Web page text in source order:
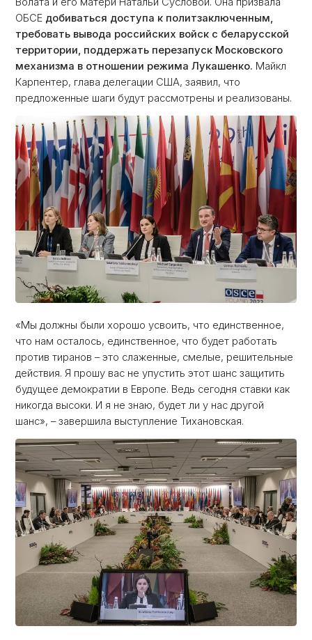
ОБСЕ добиваться доступа к политзаключенным,
требовать вывода российских войск с беларусской
территории, поддержать перезапуск Московского
механизма в отношении режима Лукашенко. Майкл
Карпентер, глава делегации США, заявил, что
предложенные шаги будут рассмотрены и реализованы.
«Мы должны были хорошо усвоить, что единственное,
что нам осталось, единственное, что будет работать
против тиранов – это слаженные, смелые, решительные
действия. Я прошу вас не упустить этот шанс защитить
будущее демократии в Европе. Ведь сегодня ставки как
никогда высоки. И я не знаю, будет ли у нас другой
шанс», – завершила выступление Тихановская.